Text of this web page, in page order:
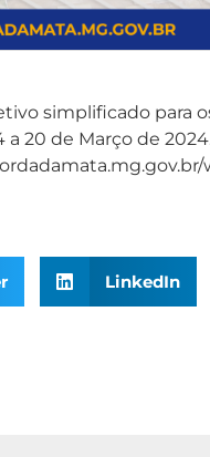
simplificado para
a 20 de Março de
LinkedIn